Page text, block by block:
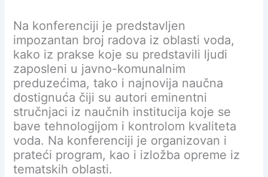
Na konferenciji je predstavljen
impozantan broj radova iz oblasti voda,
kako iz prakse koje su predstavili ljudi
zaposleni u javno-komunalnim
preduzećima, tako i najnovija naučna
dostignuća čiji su autori eminentni
stručnjaci iz naučnih institucija koje se
bave tehnologijom i kontrolom kvaliteta
voda. Na konferenciji je organizovan i
prateći program, kao i izložba opreme iz
tematskih oblasti.